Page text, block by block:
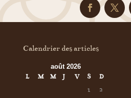
Calendrier des articles
août 2026
L M M J V S
D
1
2